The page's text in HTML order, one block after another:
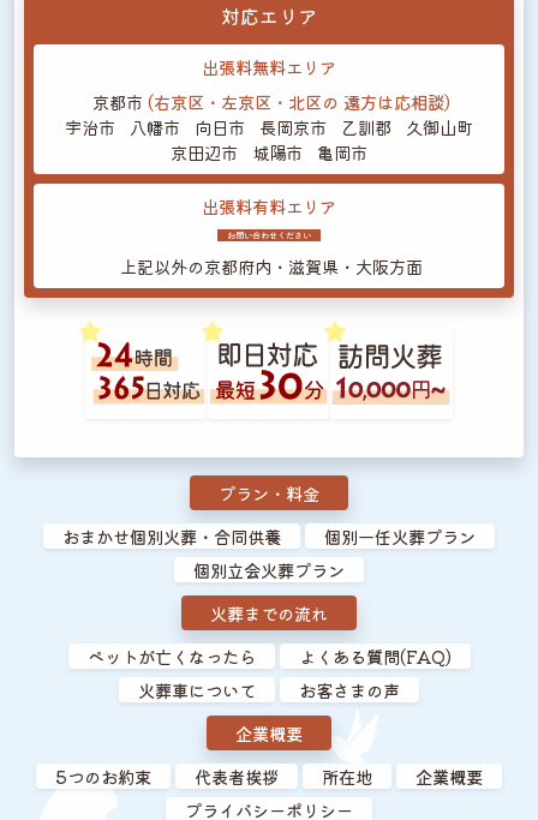
対応エリア
出張料無料エリア
京都市 (右京区・左京区・北区の 遠方は応相談)
宇治市
八幡市 向日市 長岡京市 乙訓郡
久御山町
京田辺市
城陽市 亀岡市
出張料有料エリア
お問い合わせください
上記以外の京都府内・滋賀県・大阪方面
プラン・料金
おまかせ個別火葬・合同供養
個別一任火葬プラン
個別立会火葬プラン
火葬までの流れ
ペットが亡くなったら
よくある質問(FAQ)
火葬車について
お客さまの声
企業概要
5つのお約束
代表者挨拶 所在地
企業概要
プライバシーポリシー